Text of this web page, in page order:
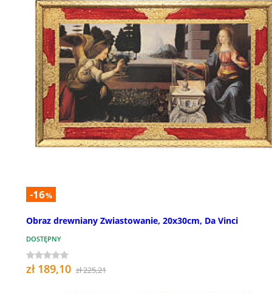
-16%
Obraz drewniany Zwiastowanie, 20x30cm, Da Vinci
DOSTĘPNY
zł 189,10 zł 225,21